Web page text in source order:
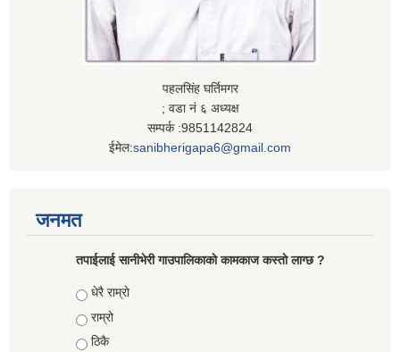
पहलसिंह घर्तिमगर
; वडा नं ६ अध्यक्ष
सम्पर्क :9851142824
ईमेल:sanibherigapa6@gmail.com
जनमत
तपाईलाई सानीभेरी गाउपालिकाकाे कामकाज कस्ताे लाग्छ ?
Choices
धेरै राम्राे
राम्रो
ठिकै